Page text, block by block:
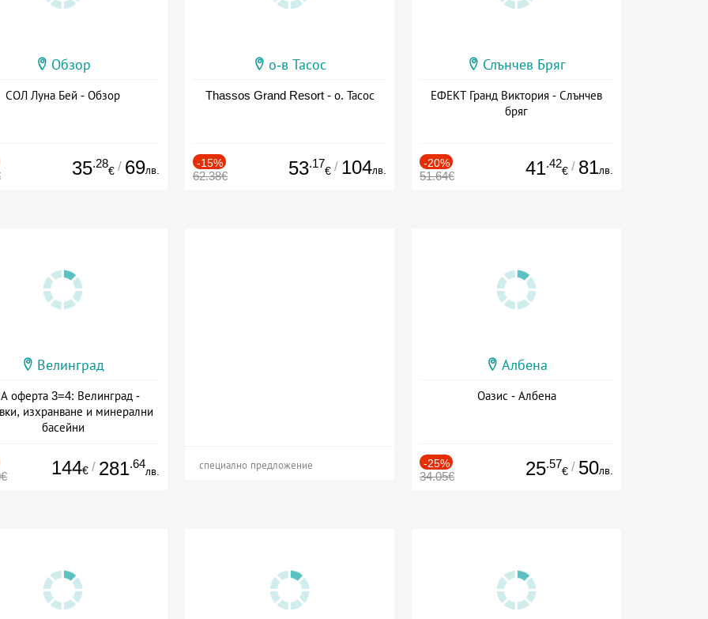
Обзор
СОЛ Луна Бей - Обзор
35.28
€ / 69лв.
о-в Тасос
Thassos Grand Resort - о. Тасос
-15%
62.38€ 53.17
€ / 104лв.
Слънчев Бряг
ЕФЕКТ Гранд Виктория - Слънчев
бряг
-20%
51.64€ 41.42
€ / 81лв.
Велинград
оферта 3=4: Велинград -
изхранване и минерални
басейни
144€ / 281.64
лв. специално предложение
Албена
Оазис - Албена
-25%
34.05€ 25.57
€ / 50лв.